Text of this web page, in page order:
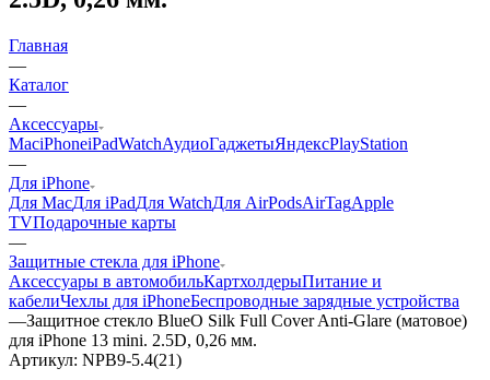
Главная
—
Каталог
—
Аксессуары
MaciPhoneiPadWatchАудиоГаджетыЯндексPlayStation
—
Для iPhone
Для MacДля iPadДля WatchДля AirPodsAirTagApple
TVПодарочные карты
—
Защитные стекла для iPhone
Аксессуары в автомобильКартхолдерыПитание и
кабелиЧехлы для iPhoneБеспроводные зарядные устройства
—Защитное стекло BlueO Silk Full Cover Anti-Glare (матовое)
для iPhone 13 mini. 2.5D, 0,26 мм.
Артикул: NPB9-5.4(21)